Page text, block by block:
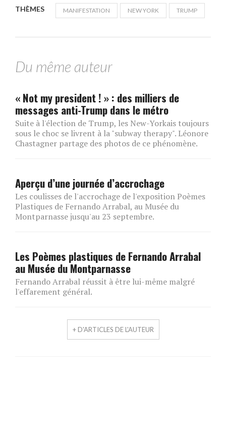
THÈMES MANIFESTATION NEW YORK TRUMP
Du même auteur
« Not my president ! » : des milliers de
messages anti-Trump dans le métro
Suite à l'élection de Trump, les New-Yorkais toujours
sous le choc se livrent à la "subway therapy". Léonore
Chastagner partage des photos de ce phénomène.
Aperçu d’une journée d’accrochage
Les coulisses de l'accrochage de l'exposition Poèmes
Plastiques de Fernando Arrabal, au Musée du
Montparnasse jusqu'au 23 septembre.
Les Poèmes plastiques de Fernando Arrabal
au Musée du Montparnasse
Fernando Arrabal réussit à être lui-même malgré
l'effarement général.
+ D'ARTICLES DE L'AUTEUR